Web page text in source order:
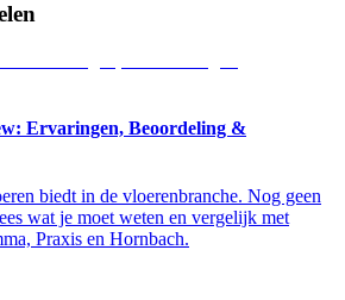
Ervaringen, Beoordeling &
biedt in de vloerenbranche. Nog geen
wat je moet weten en vergelijk met
Praxis en Hornbach.